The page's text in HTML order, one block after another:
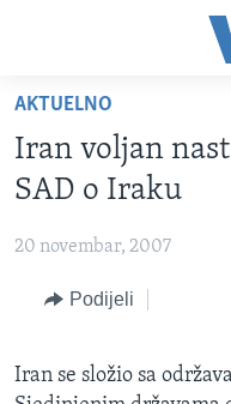
glavni
sadržaj
Pređi
na
glavnu
TV PROGRAM
VIJESTI
SJEDINJENE AMERIČKE
SVIJET
NAUKA I TEHNOLOGIJA
KORUPCIJA
AKTUELNO
Iran voljan
SAD o Iraku
20 novembar, 2007
Podijeli
Iran se složio sa